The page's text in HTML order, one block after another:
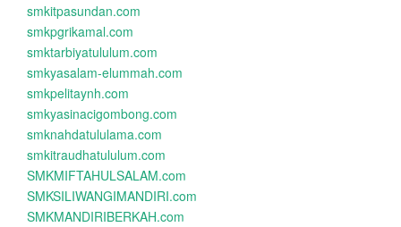
smkitpasundan.com
smkpgrikamal.com
smktarbiyatululum.com
smkyasalam-elummah.com
smkpelitaynh.com
smkyasinacigombong.com
smknahdatululama.com
smkitraudhatululum.com
SMKMIFTAHULSALAM.com
SMKSILIWANGIMANDIRI.com
SMKMANDIRIBERKAH.com